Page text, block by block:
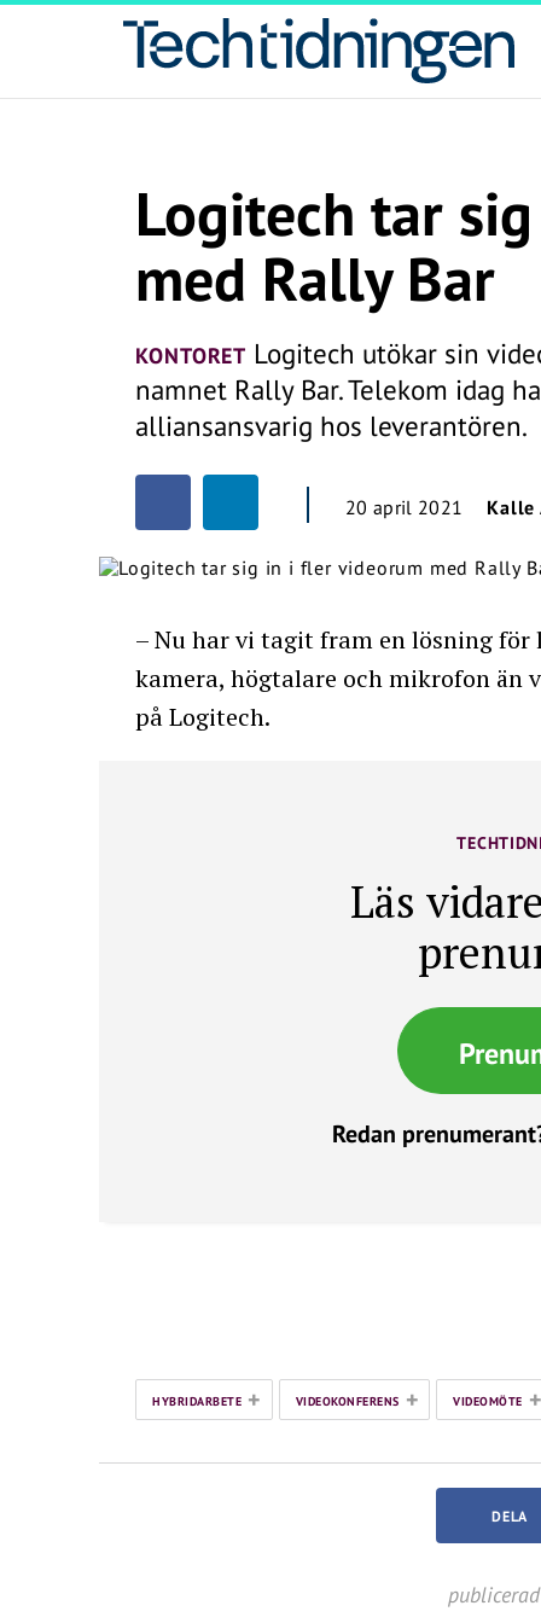
Logitech tar
med Rally Bar
KONTORET Logitech utökar sin
namnet Rally Bar. Telekom idag
alliansansvarig hos leverantören.
20 april 2021 Kalle
– Nu har vi tagit fram en lösning
kamera, högtalare och mikrofon än
på Logitech.
Läs
Redan
HYBRIDARBETE + VIDEOKONFERENS + VIDEOMÖTE +
DELA
publicerad